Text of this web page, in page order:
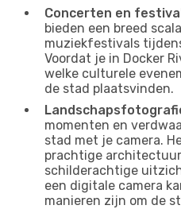
Concerten en
bieden een breed
muziekfestivals
Voordat je in Docker
welke culturele
de stad plaatsvinden.
momenten en
stad met je camera.
prachtige
schilderachtige
een digitale camera
manieren zijn om de